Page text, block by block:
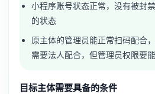
小程序账号状态正常，没有被封
的状态
原主体的管理员能正常扫码配合
需要法人配合，但管理员权限要
目标主体需要具备的条件